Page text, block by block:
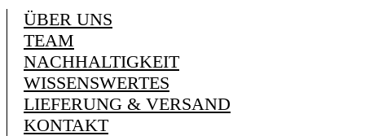
ÜBER UNS
TEAM
NACHHALTIGKEIT
WISSENSWERTES
LIEFERUNG & VERSAND
KONTAKT